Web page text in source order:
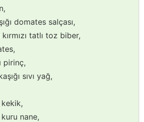
domates salçası,
kırmızı tatlı toz biber,
pirinç,
sıvı yağ,
kekik,
kuru nane,